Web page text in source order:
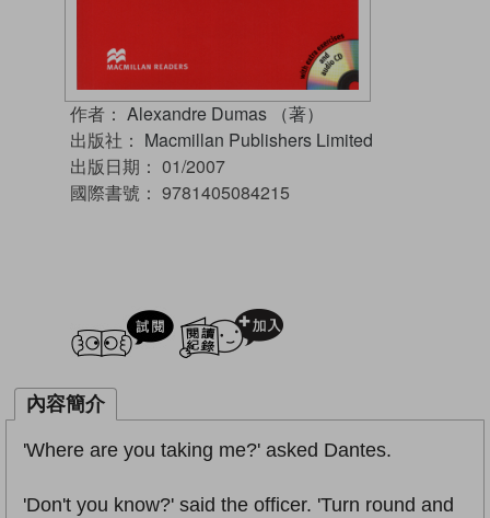
作者： Alexandre Dumas （著）
出版社： Macmillan Publishers Limited
出版日期： 01/2007
國際書號： 9781405084215
試閲
內容簡介
'Where are you taking me?' asked Dantes.
'Don't you know?' said the officer. 'Turn round and